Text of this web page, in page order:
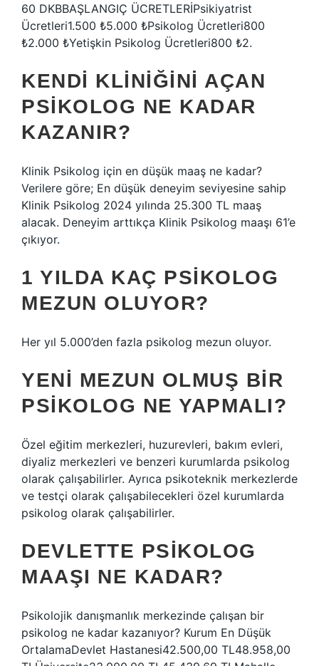
60 DKBBAŞLANGIÇ ÜCRETLERİPsikiyatrist
Ücretleri1.500 ₺5.000 ₺Psikolog Ücretleri800
₺2.000 ₺Yetişkin Psikolog Ücretleri800 ₺2.
KENDI KLINIĞINI AÇAN
PSIKOLOG NE KADAR
KAZANIR?
Klinik Psikolog için en düşük maaş ne kadar?
Verilere göre; En düşük deneyim seviyesine sahip
Klinik Psikolog 2024 yılında 25.300 TL maaş
alacak. Deneyim arttıkça Klinik Psikolog maaşı 61’e
çıkıyor.
1 YILDA KAÇ PSIKOLOG
MEZUN OLUYOR?
Her yıl 5.000’den fazla psikolog mezun oluyor.
YENI MEZUN OLMUŞ BIR
PSIKOLOG NE YAPMALI?
Özel eğitim merkezleri, huzurevleri, bakım evleri,
diyaliz merkezleri ve benzeri kurumlarda psikolog
olarak çalışabilirler. Ayrıca psikoteknik merkezlerde
ve testçi olarak çalışabilecekleri özel kurumlarda
psikolog olarak çalışabilirler.
DEVLETTE PSIKOLOG
MAAŞI NE KADAR?
Psikolojik danışmanlık merkezinde çalışan bir
psikolog ne kadar kazanıyor? Kurum En Düşük
OrtalamaDevlet Hastanesi42.500,00 TL48.958,00